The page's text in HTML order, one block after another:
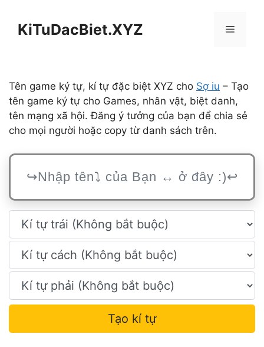
KiTuDacBiet.XYZ Menu
Tên game ký tự, kí tự đặc biệt XYZ cho Sợ iu – Tạo
tên game ký tự cho Games, nhân vật, biệt danh,
tên mạng xã hội. Đăng ý tưởng của bạn để chia sẻ
cho mọi người hoặc copy từ danh sách trên.
Tạo kí tự